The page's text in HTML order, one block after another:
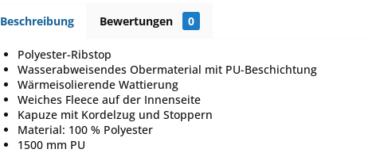
Beschreibung Bewertungen 0
Polyester-Ribstop
Wasserabweisendes Obermaterial mit PU-Beschichtung
Wärmeisolierende Wattierung
Weiches Fleece auf der Innenseite
Kapuze mit Kordelzug und Stoppern
Material: 100 % Polyester
1500 mm PU